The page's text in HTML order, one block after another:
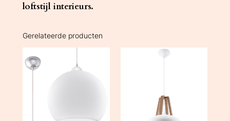
loftstijl interieurs.
Gerelateerde producten